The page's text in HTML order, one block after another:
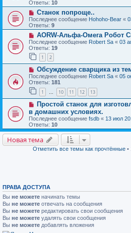
Ответы: 10
Станок попроще..
Последнее сообщение Hohoho-Bear «
Ответы: 9
AORW-Альфа-Омега Робот
Последнее сообщение Robert Sa « 03
Ответы: 19
1 2
Обсуждение сварщика из
Последнее сообщение Robert Sa « 05
Ответы: 181
1 … 10 11 12 13
Простой станок для
в домашних условиях.
Последнее сообщение fsdb « 13 июл
Ответы: 10
Новая тема
Отметить все темы как прочтённые •
ПРАВА ДОСТУПА
Вы не можете начинать темы
Вы не можете отвечать на сообщения
Вы не можете редактировать свои сообщения
Вы не можете удалять свои сообщения
Вы не можете добавлять вложения